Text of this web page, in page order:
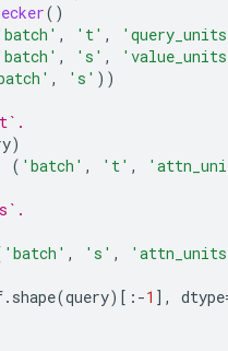
()
, 't' ,
, 's' ,
, 's' ))
)
( 'batch' , 't' ,
'batch' , 's' ,
. shape(query)[:-1 ], dtype